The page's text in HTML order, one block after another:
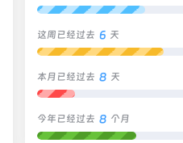
这周已经过去 6 天
本月已经过去 8 天
今年已经过去 8 个月